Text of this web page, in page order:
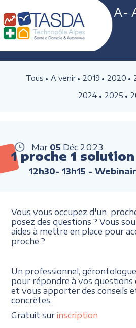
A-
Tous A venir 2019 2020
2024
2025
Mar 05 Déc 2023
1 proche 1 solution
12h30- 13h15 -
Vous vous occupez d'un
posez des questions ? Vous
aides à mettre en place pour
proche ?
Un professionnel,
pour répondre à vos questions
et vous apporter des conseils
concrètes.
Gratuit surinscription